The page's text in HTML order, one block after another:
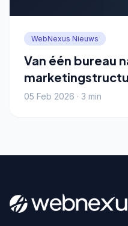
WebNexus Nieuws
Van één bureau
05 Feb 2026 · 3 min